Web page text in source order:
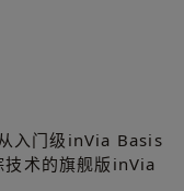
入门级inVia Basis
技术的旗舰版inVia